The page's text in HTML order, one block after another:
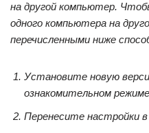
на другой компьютер.
одного компьютера на
перечисленными ниже
Установите новую
ознакомительном
Перенесите настройки